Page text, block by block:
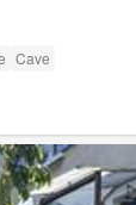
Cave